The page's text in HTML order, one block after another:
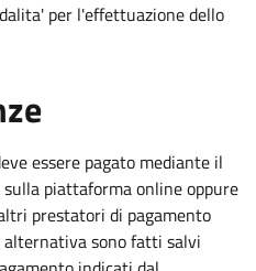
per l'effettuazione dello
essere pagato mediante il
piattaforma online oppure
prestatori di pagamento
alternativa sono fatti salvi